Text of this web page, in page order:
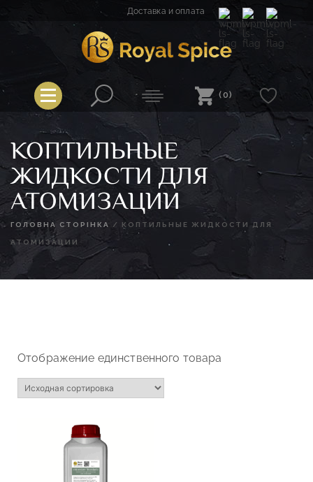
Доставка и оплата
Royal Spice
(0)
КОПТИЛЬНЫЕ
ЖИДКОСТИ ДЛЯ
АТОМИЗАЦИИ
ГОЛОВНА СТОРІНКА / КОПТИЛЬНЫЕ ЖИДКОСТИ ДЛЯ
АТОМИЗАЦИИ
Отображение единственного товара